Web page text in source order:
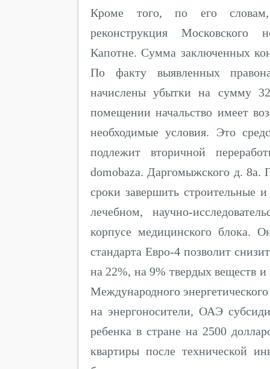
Кроме того, по его
реконструкция Московского
Капотне. Сумма заключенных
По факту выявленных
начислены убытки на сумму
помещении начальство имеет
необходимые условия. Это
подлежит вторичной
domobaza. Даргомыжского д. 8а.
сроки завершить строительные
лечебном, научно-
корпусе медицинского блока.
стандарта Евро-4 позволит
на 22%, на 9% твердых веществ
Международного
на энергоносители, ОАЭ
ребенка в стране на 2500
квартиры после технической